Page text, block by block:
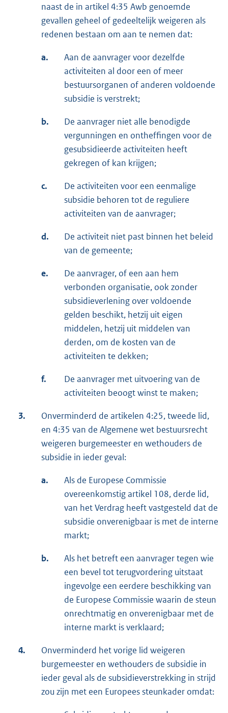
naast de in artikel 4:35 Awb genoemde
gevallen geheel of gedeeltelijk weigeren als
redenen bestaan om aan te nemen dat:
a.
Aan de aanvrager voor dezelfde
activiteiten al door een of meer
bestuursorganen of anderen voldoende
subsidie is verstrekt;
b.
De aanvrager niet alle benodigde
vergunningen en ontheffingen voor de
gesubsidieerde activiteiten heeft
gekregen of kan krijgen;
c.
De activiteiten voor een eenmalige
subsidie behoren tot de reguliere
activiteiten van de aanvrager;
d.
De activiteit niet past binnen het beleid
van de gemeente;
e.
De aanvrager, of een aan hem
verbonden organisatie, ook zonder
subsidieverlening over voldoende
gelden beschikt, hetzij uit eigen
middelen, hetzij uit middelen van
derden, om de kosten van de
activiteiten te dekken;
f.
De aanvrager met uitvoering van de
activiteiten beoogt winst te maken;
3.
Onverminderd de artikelen 4:25, tweede lid,
en 4:35 van de Algemene wet bestuursrecht
weigeren burgemeester en wethouders de
subsidie in ieder geval:
a.
Als de Europese Commissie
overeenkomstig artikel 108, derde lid,
van het Verdrag heeft vastgesteld dat de
subsidie onverenigbaar is met de interne
markt;
b.
Als het betreft een aanvrager tegen wie
een bevel tot terugvordering uitstaat
ingevolge een eerdere beschikking van
de Europese Commissie waarin de steun
onrechtmatig en onverenigbaar met de
interne markt is verklaard;
4.
Onverminderd het vorige lid weigeren
burgemeester en wethouders de subsidie in
ieder geval als de subsidieverstrekking in strijd
zou zijn met een Europees steunkader omdat: